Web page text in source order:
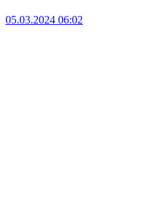
05.03.2024 06:02